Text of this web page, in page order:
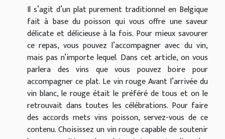
Il s’agit d’un plat purement traditionnel en Belgique
fait à base du poisson qui vous offre une saveur
délicate et délicieuse à la fois. Pour mieux savourer
ce repas, vous pouvez l’accompagner avec du vin,
mais pas n’importe lequel. Dans cet article, on vous
parlera des vins que vous pouvez boire pour
accompagner ce plat. Le vin rouge Avant l’arrivée du
vin blanc, le rouge était le préféré de tous et on le
retrouvait dans toutes les célébrations. Pour faire
des accords mets vins poisson, servez-vous de ce
contenu. Choisissez un vin rouge capable de soutenir